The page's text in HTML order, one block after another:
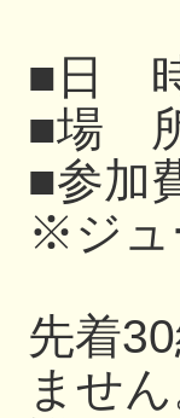
■日
■場
■参加
※ジュ
先着
ません